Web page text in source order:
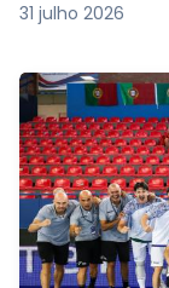
31 julho 2026